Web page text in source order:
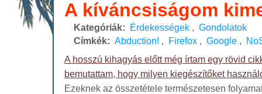
A kíváncsiságom
Kategóriák: Érdekességek , Gondolatok
Címkék: Abduction! , Firefox , Google ,
A hosszú kihagyás előtt még írtam egy rövid
bemutattam, hogy milyen kiegészítőket
Ezeknek az összetétele természetesen